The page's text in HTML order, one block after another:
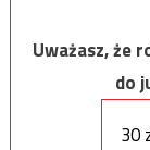
Uważasz, że
do
30